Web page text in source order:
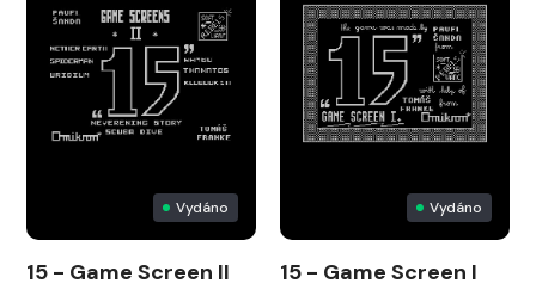
Vydáno
15 - Game Screen II
Vydáno
15 - Game Screen I